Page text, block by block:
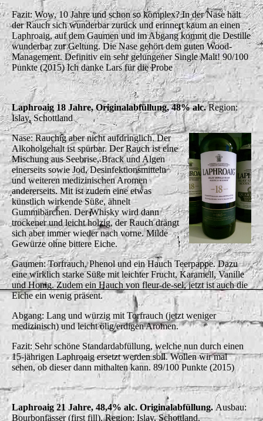
Fazit: Wow, 10 Jahre und schon so komplex? In der Nase hält
der Rauch sich wunderbar zurück und erinnert kaum an einen
Laphroaig, auf dem Gaumen und im Abgang kommt die Destille
wunderbar zur Geltung. Die Nase gehört dem guten Wood-
Management. Definitiv ein sehr gelungener Single Malt! 90/100
Punkte (2015) Ich danke Lars für die Probe
Laphroaig 18 Jahre, Originalabfüllung, 48% alc.Region:
Islay, Schottland
Nase: Rauchig aber nicht aufdringlich. Der
Alkoholgehalt ist spürbar. Der Rauch ist eine
Mischung aus Seebrise, Brack und Algen
einerseits sowie Jod, Desinfektionsmitteln
und weiteren medizinischen Aromen
andererseits. Mit ist zudem eine etwas
künstlich wirkende Süße, ähnelt
Gummibärchen. Der Whisky wird dann
trockener und leicht holzig, der Rauch drängt
sich aber immer wieder nach vorne. Milde
Gewürze ohne bittere Eiche.
Gaumen: Torfrauch, Phenol und ein Hauch Teerpappe. Dazu
eine wirklich starke Süße mit leichter Frucht, Karamell, Vanille
und Honig. Zudem ein Hauch von fleur-de-sel, jetzt ist auch die
Eiche ein wenig präsent.
Abgang: Lang und würzig mit Torfrauch (jetzt weniger
medizinisch) und leicht ölig/erdigen Aromen.
Fazit: Sehr schöne Standardabfüllung, welche nun durch einen
15-jährigen Laphroaig ersetzt werden soll. Wollen wir mal
sehen, ob dieser dann mithalten kann. 89/100 Punkte (2015)
Laphroaig 21 Jahre, 48,4% alc. Originalabfüllung. Ausbau:
Bourbonfässer (first fill). Region: Islay, Schottland.